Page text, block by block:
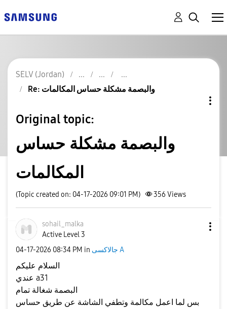
SELV (Jordan)
Re: والبصمة مشكلة حساس المكالمات
Original topic:
والبصمة مشكلة حساس
المكالمات
(Topic created on: 04-17-2026 09:01 PM) 356 Views
sohail_malka
Active Level 3
‎04-17-2026 08:34 PM in جالاكسى A
السلام عليكم
عندي a31
البصمة شغالة تمام
بس لما اعمل مكالمة وتطفي الشاشة عن طريق حساس